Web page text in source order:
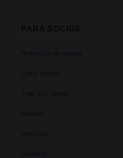
Reducción de riesgos
Cómo renovar
Traer a un amigo
Horarios
Dirección
Contacto